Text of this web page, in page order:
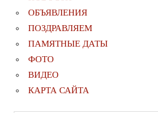
ОБЪЯВЛЕНИЯ
ПОЗДРАВЛЯЕМ
ПАМЯТНЫЕ ДАТЫ
ФОТО
ВИДЕО
КАРТА САЙТА